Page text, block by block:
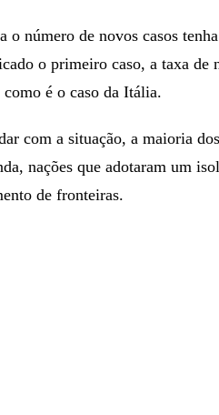
o número de novos casos
o primeiro caso, a taxa de
como é o caso da Itália.
com a situação, a maioria
nações que adotaram um
de fronteiras.